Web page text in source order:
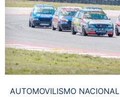
AUTOMOVILISMO NACIONAL